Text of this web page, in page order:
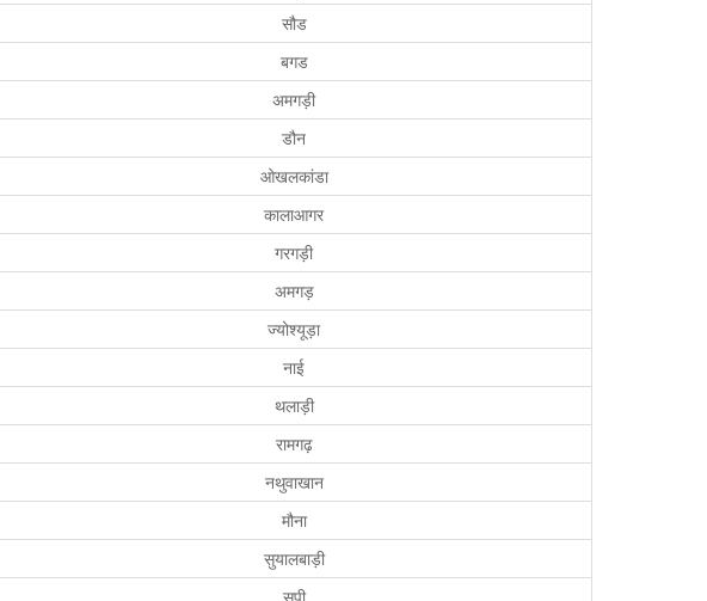
सौड
बगड
अमगड़ी
डौन
ओखलकांडा
कालाआगर
गरगड़ी
अमगड़
ज्योश्यूड़ा
नाई
थलाड़ी
रामगढ़
नथुवाखान
मौना
सुयालबाड़ी